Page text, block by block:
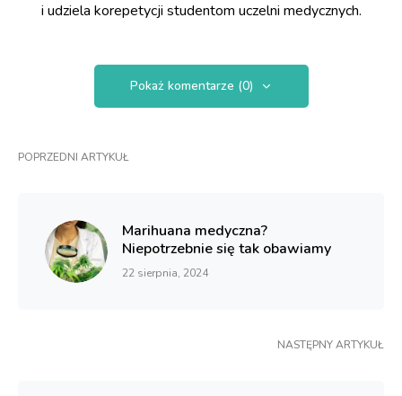
i udziela korepetycji studentom uczelni medycznych.
Pokaż komentarze (0)
POPRZEDNI ARTYKUŁ
Marihuana medyczna?
Niepotrzebnie się tak obawiamy
22 sierpnia, 2024
NASTĘPNY ARTYKUŁ